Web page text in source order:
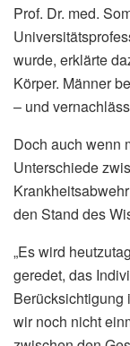
Prof. Dr. med.
wurde, erklärte
Körper. Männer
– und
Doch auch wenn
Unterschiede
den Stand des
„Es wird
geredet, das
Berücksichtigung
wir noch nicht